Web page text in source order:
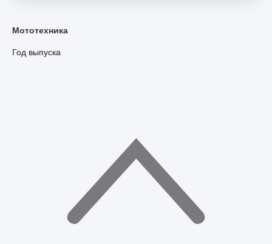
Мототехника
Год выпуска